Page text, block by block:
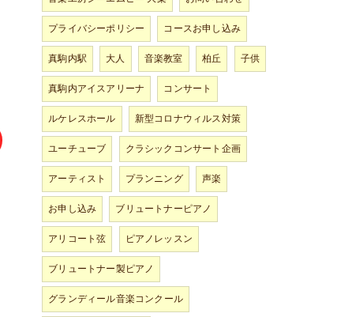
プライバシーポリシー
コースお申し込み
真駒内駅
大人 音楽教室 柏丘
子供
真駒内アイスアリーナ
コンサート
ルケレスホール
新型コロナウィルス対策
ユーチューブ
クラシックコンサート企画
アーティスト
プランニング
声楽
お申し込み
ブリュートナーピアノ
アリコート弦
ピアノレッスン
ブリュートナー製ピアノ
グランディール音楽コンクール